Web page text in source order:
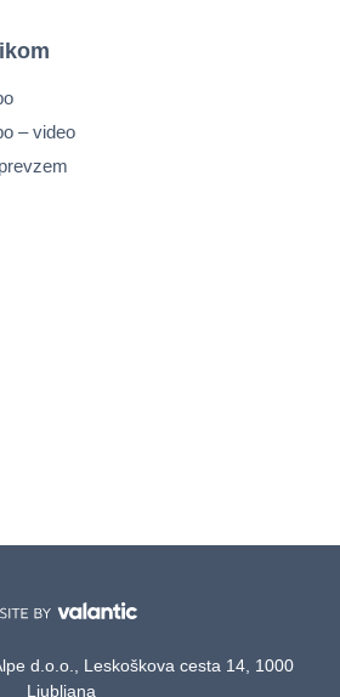
– video
d.o.o., Leskoškova cesta 14, 1000
Ljubljana